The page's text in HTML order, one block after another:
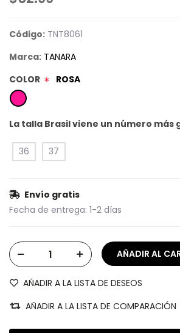
Código: TNT8061
Marca: TANARA
COLOR * ROSA
La talla Brasil viene un número más
36 37
Envío gratis
Fecha de entrega: 1-2 días
AÑADIR A LA LISTA DE DESEOS
AÑADIR A LA LISTA DE COMPARACIÓN